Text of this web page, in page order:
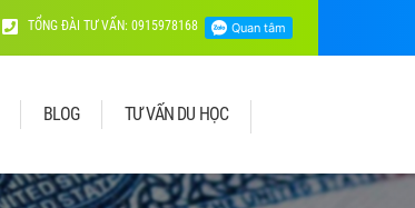
TỔNG ĐÀI TƯ VẤN: 0915978168
BLOG TƯ VẤN DU HỌC